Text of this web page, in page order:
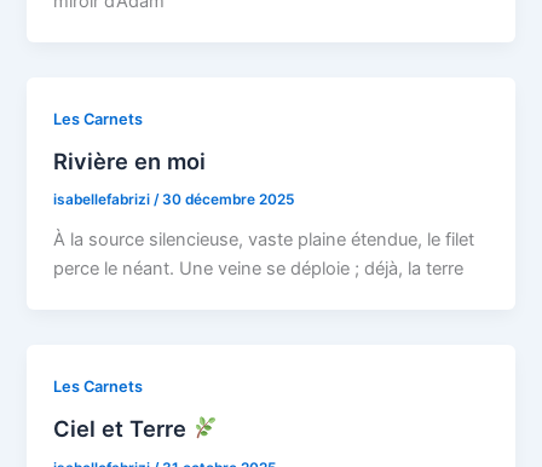
Les Carnets
Rivière en moi
isabellefabrizi/30 décembre 2025
À la source silencieuse, vaste plaine étendue, le filet
perce le néant. Une veine se déploie ; déjà, la terre
Les Carnets
Ciel et Terre